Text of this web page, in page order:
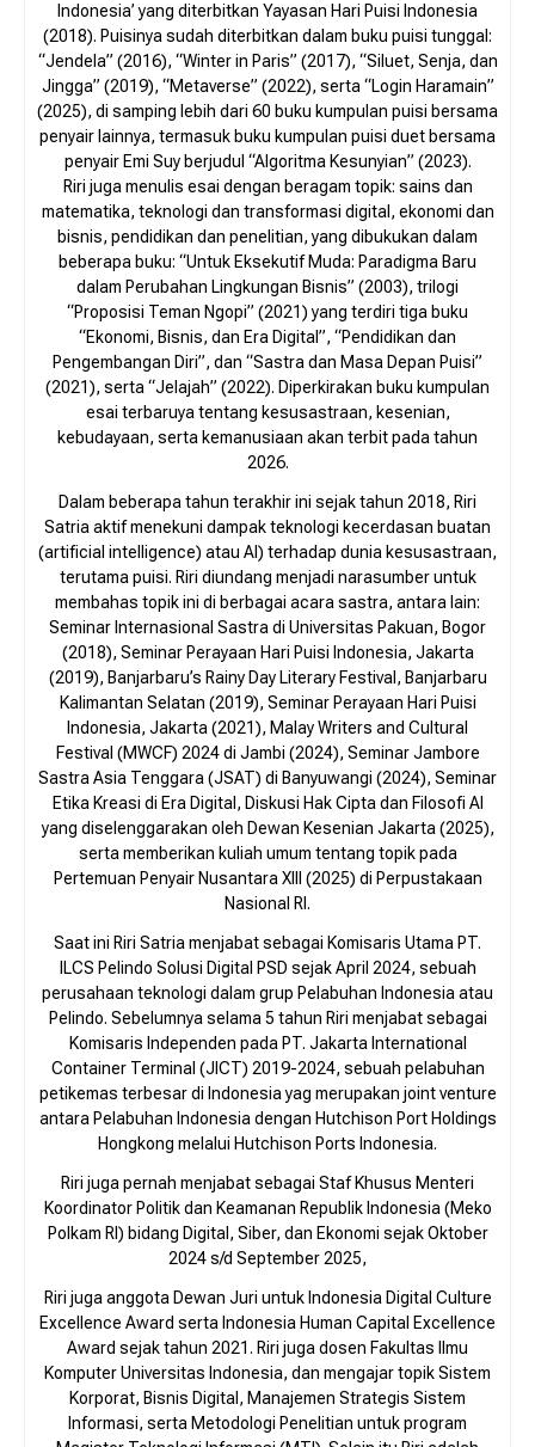
Indonesia’ yang diterbitkan Yayasan Hari Puisi Indonesia
(2018). Puisinya sudah diterbitkan dalam buku puisi tunggal:
“Jendela” (2016), “Winter in Paris” (2017), “Siluet, Senja, dan
Jingga” (2019), “Metaverse” (2022), serta “Login Haramain”
(2025), di samping lebih dari 60 buku kumpulan puisi bersama
penyair lainnya, termasuk buku kumpulan puisi duet bersama
penyair Emi Suy berjudul “Algoritma Kesunyian” (2023).
Riri juga menulis esai dengan beragam topik: sains dan
matematika, teknologi dan transformasi digital, ekonomi dan
bisnis, pendidikan dan penelitian, yang dibukukan dalam
beberapa buku: “Untuk Eksekutif Muda: Paradigma Baru
dalam Perubahan Lingkungan Bisnis” (2003), trilogi
“Proposisi Teman Ngopi” (2021) yang terdiri tiga buku
“Ekonomi, Bisnis, dan Era Digital”, “Pendidikan dan
Pengembangan Diri”, dan “Sastra dan Masa Depan Puisi”
(2021), serta “Jelajah” (2022). Diperkirakan buku kumpulan
esai terbaruya tentang kesusastraan, kesenian,
kebudayaan, serta kemanusiaan akan terbit pada tahun
2026.
Dalam beberapa tahun terakhir ini sejak tahun 2018, Riri
Satria aktif menekuni dampak teknologi kecerdasan buatan
(artificial intelligence) atau AI) terhadap dunia kesusastraan,
terutama puisi. Riri diundang menjadi narasumber untuk
membahas topik ini di berbagai acara sastra, antara lain:
Seminar Internasional Sastra di Universitas Pakuan, Bogor
(2018), Seminar Perayaan Hari Puisi Indonesia, Jakarta
(2019), Banjarbaru’s Rainy Day Literary Festival, Banjarbaru
Kalimantan Selatan (2019), Seminar Perayaan Hari Puisi
Indonesia, Jakarta (2021), Malay Writers and Cultural
Festival (MWCF) 2024 di Jambi (2024), Seminar Jambore
Sastra Asia Tenggara (JSAT) di Banyuwangi (2024), Seminar
Etika Kreasi di Era Digital, Diskusi Hak Cipta dan Filosofi AI
yang diselenggarakan oleh Dewan Kesenian Jakarta (2025),
serta memberikan kuliah umum tentang topik pada
Pertemuan Penyair Nusantara XIII (2025) di Perpustakaan
Nasional RI.
Saat ini Riri Satria menjabat sebagai Komisaris Utama PT.
ILCS Pelindo Solusi Digital PSD sejak April 2024, sebuah
perusahaan teknologi dalam grup Pelabuhan Indonesia atau
Pelindo. Sebelumnya selama 5 tahun Riri menjabat sebagai
Komisaris Independen pada PT. Jakarta International
Container Terminal (JICT) 2019-2024, sebuah pelabuhan
petikemas terbesar di Indonesia yag merupakan joint venture
antara Pelabuhan Indonesia dengan Hutchison Port Holdings
Hongkong melalui Hutchison Ports Indonesia.
Riri juga pernah menjabat sebagai Staf Khusus Menteri
Koordinator Politik dan Keamanan Republik Indonesia (Meko
Polkam RI) bidang Digital, Siber, dan Ekonomi sejak Oktober
2024 s/d September 2025,
Riri juga anggota Dewan Juri untuk Indonesia Digital Culture
Excellence Award serta Indonesia Human Capital Excellence
Award sejak tahun 2021. Riri juga dosen Fakultas Ilmu
Komputer Universitas Indonesia, dan mengajar topik Sistem
Korporat, Bisnis Digital, Manajemen Strategis Sistem
Informasi, serta Metodologi Penelitian untuk program